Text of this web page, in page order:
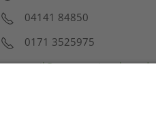
04141 84850
0171 3525975
mail@agrarservice-slotta.de